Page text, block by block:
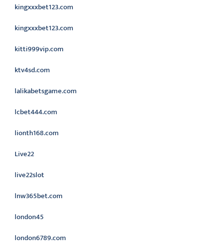
kingxxxbet123.com
kingxxxbet123.com
kitti999vip.com
ktv4sd.com
lalikabetsgame.com
lcbet444.com
lionth168.com
Live22
live22slot
lnw365bet.com
london45
london6789.com